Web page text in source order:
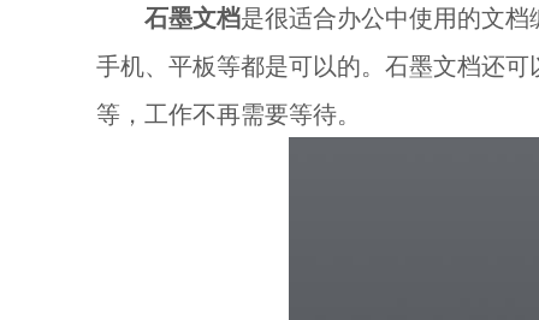
石墨文档是很适合办公中使用的文
手机、平板等都是可以的。石墨文档还
等，工作不再需要等待。